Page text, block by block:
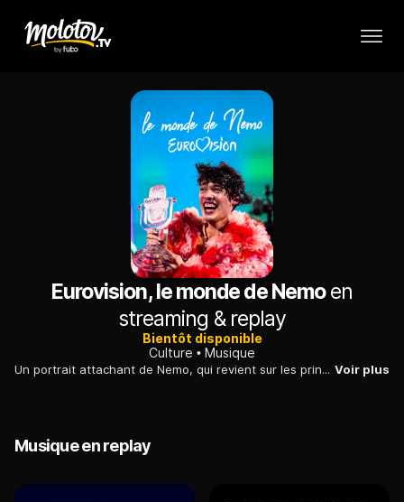
Eurovision, le monde de Nemoen
streaming & replay
Bientôt disponible
Culture
Musique
Un portrait attachant de Nemo, qui revient sur les principales étapes musicales de ces dix dernières années et entraîne les téléspectateurs sur la route de l'Eurovision. Voir plus
Musique en replay